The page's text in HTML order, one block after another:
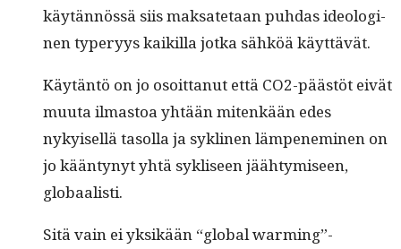
käytän­nössä siis mak­sate­taan puh­das ide­ologi­
nen type­r­yys kaikil­la jot­ka sähköä käyttävät.
Käytän­tö on jo osoit­tanut että CO2-päästöt eivät
muu­ta ilmas­toa yhtään mitenkään edes
nykyisel­lä tasol­la ja syk­li­nen läm­pen­e­m­i­nen on
jo kään­tynyt yhtä syk­liseen jäähtymiseen,
globaalisti.
Sitä vain ei yksikään “glob­al warming”-